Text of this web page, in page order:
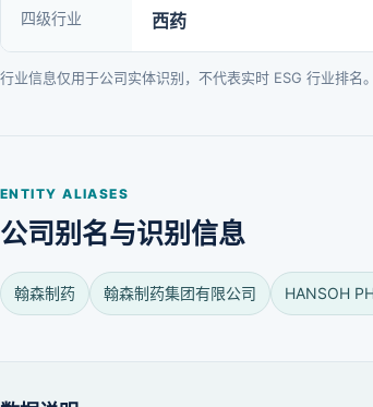
四级行业 西药
行业信息仅用于公司实体识别，不代表实时 ESG 行业排名。
ENTITY ALIASES
公司别名与识别信息
翰森制药 翰森制药集团有限公司 HANSOH